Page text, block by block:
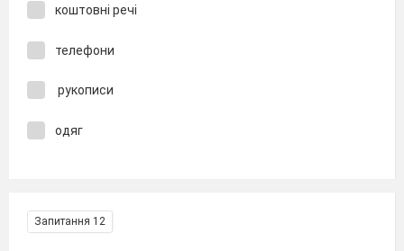
коштовні речі
телефони
рукописи
одяг
Запитання 12